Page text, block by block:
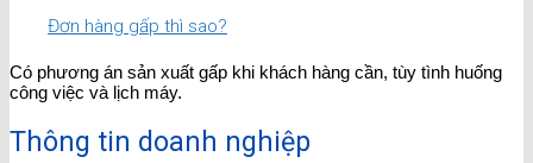
Đơn hàng gấp thì sao?
Có phương án sản xuất gấp khi khách hàng cần, tùy tình huống
công việc và lịch máy.
Thông tin doanh nghiệp